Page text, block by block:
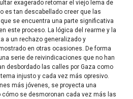
exagerado retomar el viejo lema de
es tan descabellado creer que las
se encuentra una parte significativa
este proceso. La lógica del rearme y la
a un rechazo generalizado y
en otras ocasiones. De forma
serie de reivindicaciones que no han
desbordado las calles por Gaza como
injusto y cada vez más opresivo.
más jóvenes, se proyecta una
se desmoronan cada vez más las